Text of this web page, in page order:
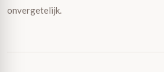
onvergetelijk.